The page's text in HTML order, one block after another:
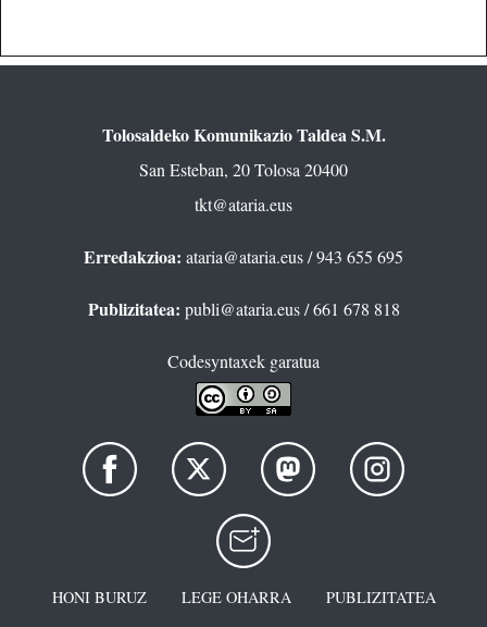
Tolosaldeko Komunikazio Taldea S.M.
San Esteban, 20 Tolosa 20400
tkt@ataria.eus
Erredakzioa: ataria@ataria.eus/ 943 655 695
Publizitatea: publi@ataria.eus/ 661 678 818
Codesyntaxek garatua
HONI BURUZ LEGE OHARRA
PUBLIZITATEA